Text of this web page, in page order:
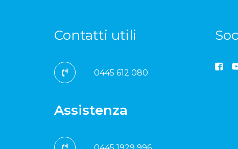
Contatti utili
0445 612 080
Assistenza